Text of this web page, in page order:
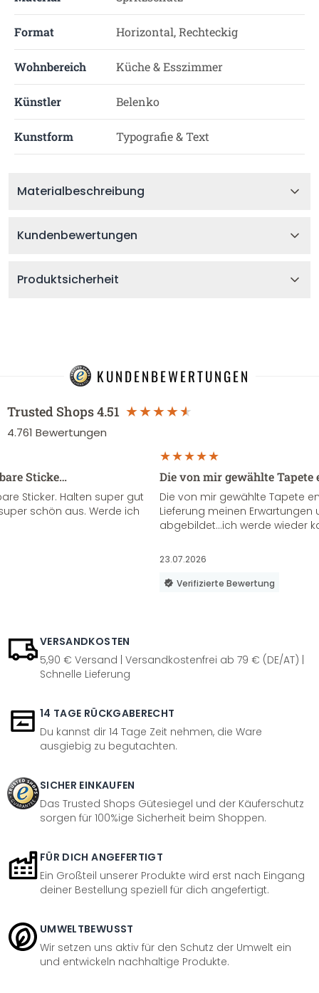
Format Horizontal, Rechteckig
Wohnbereich Küche & Esszimmer
Künstler Belenko
Kunstform Typografie & Text
Materialbeschreibung
Kundenbewertungen
Produktsicherheit
KUNDENBEWERTUNGEN
Trusted Shops4.51
4.761 Bewertungen
Sticke…
Sticker. Halten super gut
schön aus. Werde ich
Die von mir gewählte
Die von mir gewählte Tapete
Lieferung meinen Erwartungen
abgebildet...ich werde wieder
23.07.2026
Verifizierte Bewertung
VERSANDKOSTEN
5,90 € Versand | Versandkostenfrei ab 79 € (DE/AT) |
Schnelle Lieferung
14 TAGE RÜCKGABERECHT
Du kannst dir 14 Tage Zeit nehmen, die Ware
ausgiebig zu begutachten.
SICHER EINKAUFEN
Das Trusted Shops Gütesiegel und der Käuferschutz
sorgen für 100%ige Sicherheit beim Shoppen.
FÜR DICH ANGEFERTIGT
Ein Großteil unserer Produkte wird erst nach Eingang
deiner Bestellung speziell für dich angefertigt.
UMWELTBEWUSST
Wir setzen uns aktiv für den Schutz der Umwelt ein
und entwickeln nachhaltige Produkte.